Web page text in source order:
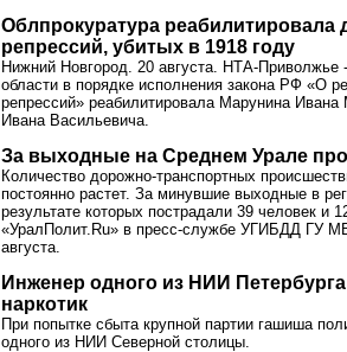
Облпрокуратура реабилитировала
репрессий, убитых в 1918 году
Нижний Новгород. 20 августа. НТА-Приволжье
области в порядке исполнения закона РФ «О
репрессий» реабилитировала Марунина
Ивана Васильевича.
За выходные на Среднем Урале
Количество дорожно-транспортных
постоянно растет. За минувшие выходные в
результате которых пострадали 39 человек и
«УралПолит.Ru» в пресс-службе УГИБДД ГУ
августа.
Инженер одного из НИИ
наркотик
При попытке сбыта крупной партии гашиша
одного из НИИ Северной столицы.